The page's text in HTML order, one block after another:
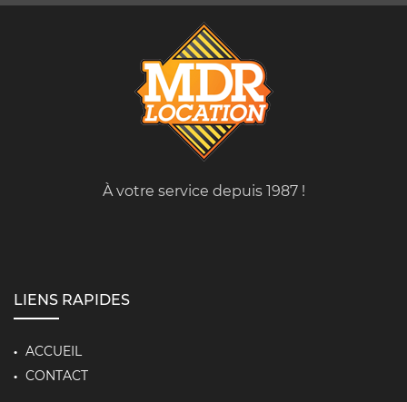
À votre service depuis 1987 !
LIENS RAPIDES
ACCUEIL
CONTACT